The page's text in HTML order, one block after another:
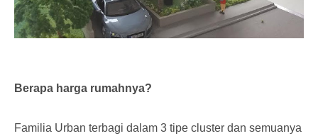
Berapa harga rumahnya?
Familia Urban terbagi dalam 3 tipe cluster dan semuanya